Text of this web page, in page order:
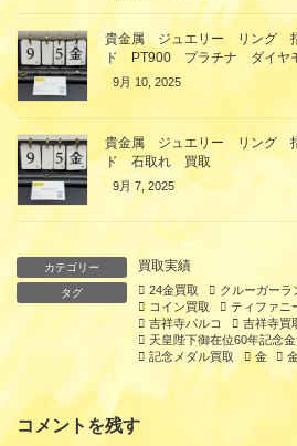
貴金属 ジュエリー リング
ド PT900 プラチナ ダイヤ
9月 10, 2025
貴金属 ジュエリー リング
ド 石取れ 買取
9月 7, 2025
カテゴリー 買取実績
タグ 24金買取 クルーガーラ
コイン買取
ティファニ
吉祥寺パルコ
吉祥寺買
天皇陛下御在位60年記念
記念メダル買取
金
コメントを残す